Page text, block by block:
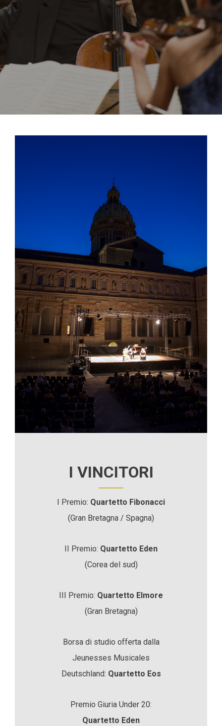
I VINCITORI
I Premio: Quartetto Fibonacci
(Gran Bretagna / Spagna)
II Premio: Quartetto Eden
(Corea del sud)
III Premio: Quartetto Elmore
(Gran Bretagna)
Borsa di studio offerta dalla
Jeunesses Musicales
Deutschland: Quartetto Eos
Premio Giuria Under 20:
Quartetto Eden